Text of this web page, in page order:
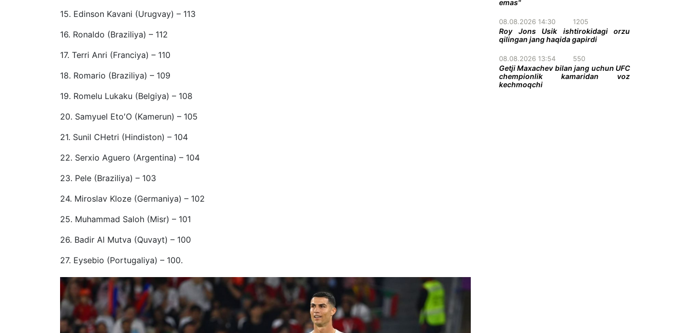
15. Edinson Kavani (Urugvay) – 113
16. Ronaldo (Braziliya) – 112
17. Terri Anri (Franciya) – 110
18. Romario (Braziliya) – 109
19. Romelu Lukaku (Belgiya) – 108
20. Samyuel Eto′O (Kamerun) – 105
21. Sunil CHetri (Hindiston) – 104
22. Serxio Aguero (Argentina) – 104
23. Pele (Braziliya) – 103
24. Miroslav Kloze (Germaniya) – 102
25. Muhammad Saloh (Misr) – 101
26. Badir Al Mutva (Quvayt) – 100
27. Eysebio (Portugaliya) – 100.
emas"
08.08.2026 14:30 1205
Roy Jons Usik ishtirokidagi orzu
qilingan jang haqida gapirdi
08.08.2026 13:54 550
Getji Maxachev bilan jang uchun UFC
chempionlik kamaridan voz
kechmoqchi